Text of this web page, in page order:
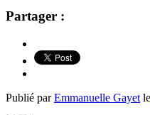
Partager :
Publié parEmmanuelle Gayet le